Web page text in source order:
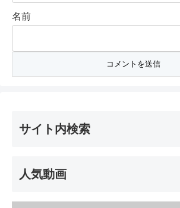
名前
サイト内検索
人気動画